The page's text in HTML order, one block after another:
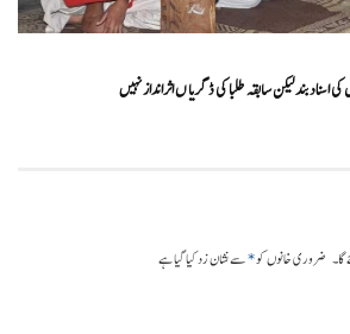
بند لیکن سابقہ طلبا کی ڈگریا ں اثرانداز نہیں
ضروری خانوں کو*سے نشان زد کیا گیا ہے